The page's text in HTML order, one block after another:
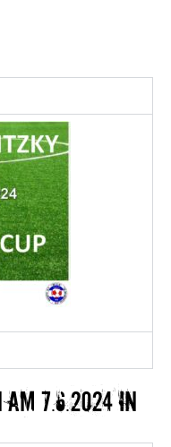
am 7.6.2024 in